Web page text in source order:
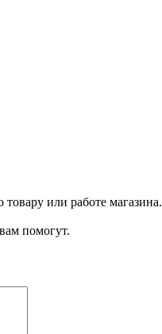
или работе магазина.
помогут.